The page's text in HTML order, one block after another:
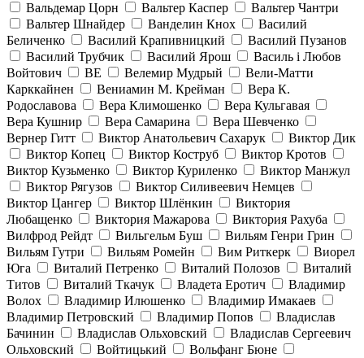
Вальдемар Цорн
Вальтер Каспер
Вальтер Чантри
Вальтер Шнайдер
Ванделин Кнох
Василий
Беличенко
Василий Крапивницкий
Василий Пузанов
Василий Трубчик
Василий Ярош
Василь і Любов
Войтович
ВЕ Велемир Мудрый
Вели-Матти
Карккайнен
Вениамин М. Крейман
Вера К.
Родославова
Вера Климошенко
Вера Кульгавая
Вера Кушнир
Вера Самарина
Вера Шевченко
Вернер Гитт
Виктор Анатольевич Сахарук
Виктор Дик
Виктор Копец
Виктор Коструб
Виктор Кротов
Виктор Кузьменко
Виктор Куриленко
Виктор Манжул
Виктор Рягузов
Виктор Силивеевич Немцев
Виктор Цангер
Виктор Шлёнкин
Виктория
Любащенко
Виктория Мажарова
Виктория Рахуба
Вилфрод Рейдт
Вильгельм Буш
Вильям Генри Грин
Вильям Гутри
Вильям Ромейн Вим Риткерк
Виорел
Юга
Виталий Петренко Виталий Полозов
Виталий
Титов
Виталий Ткачук Владета Еротич
Владимир
Волох
Владимир Илюшенко
Владимир Имакаев
Владимир Петровский
Владимир Попов
Владислав
Бачинин
Владислав Ольховский
Владислав Сергеевич
Ольховский
Войтицький
Вольфанг Бюне